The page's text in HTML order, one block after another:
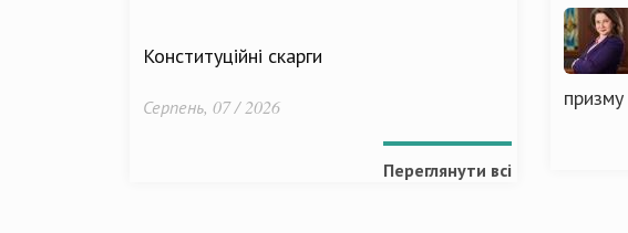
Конституційні скарги
Серпень, 07 / 2026
Переглянути всі